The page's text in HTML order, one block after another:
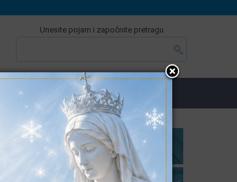
Unesite pojam i započnite pretragu
E-USLUGE & INFO LOKALNI IZBORI